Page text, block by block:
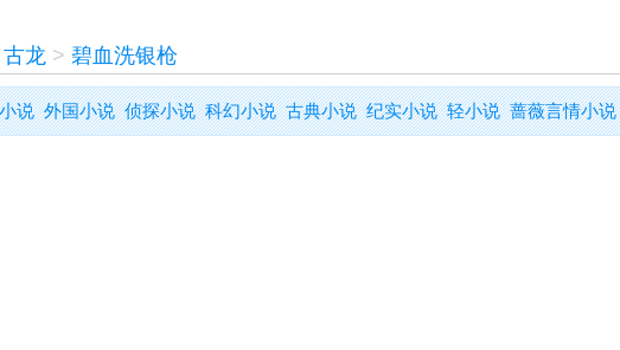
古龙> 碧血洗银枪
说 外国小说 侦探小说 科幻小说 古典小说 纪实小说 轻小说 蔷薇言情小说